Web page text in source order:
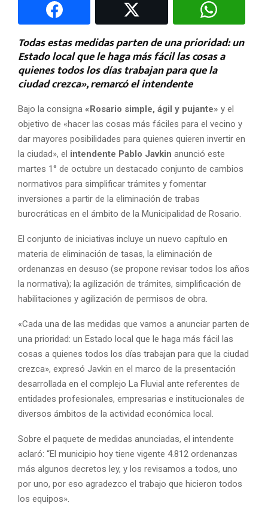
Todas estas medidas parten de una prioridad: un
Estado local que le haga más fácil las cosas a
quienes todos los días trabajan para que la
ciudad crezca», remarcó el intendente
Bajo la consigna «Rosario simple, ágil y pujante» y el
objetivo de «hacer las cosas más fáciles para el vecino y
dar mayores posibilidades para quienes quieren invertir en
la ciudad», el intendente Pablo Javkin anunció este
martes 1° de octubre un destacado conjunto de cambios
normativos para simplificar trámites y fomentar
inversiones a partir de la eliminación de trabas
burocráticas en el ámbito de la Municipalidad de Rosario.
El conjunto de iniciativas incluye un nuevo capítulo en
materia de eliminación de tasas, la eliminación de
ordenanzas en desuso (se propone revisar todos los años
la normativa); la agilización de trámites, simplificación de
habilitaciones y agilización de permisos de obra.
«Cada una de las medidas que vamos a anunciar parten de
una prioridad: un Estado local que le haga más fácil las
cosas a quienes todos los días trabajan para que la ciudad
crezca», expresó Javkin en el marco de la presentación
desarrollada en el complejo La Fluvial ante referentes de
entidades profesionales, empresarias e institucionales de
diversos ámbitos de la actividad económica local.
Sobre el paquete de medidas anunciadas, el intendente
aclaró: “El municipio hoy tiene vigente 4.812 ordenanzas
más algunos decretos ley, y los revisamos a todos, uno
por uno, por eso agradezco el trabajo que hicieron todos
los equipos».